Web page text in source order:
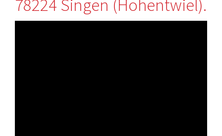
78224 Singen (Hohentwiel).